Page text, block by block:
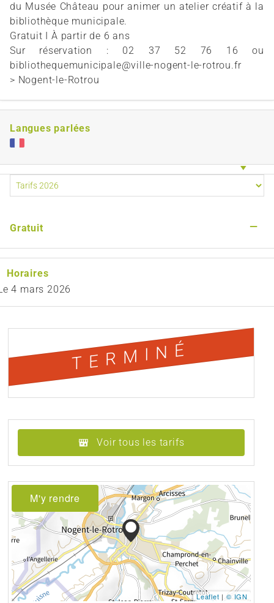
du Musée Château pour animer un atelier créatif à la
bibliothèque municipale.
Gratuit I À partir de 6 ans
Sur réservation : 02 37 52 76 16 ou
bibliothequemunicipale@ville-nogent-le-rotrou.fr
> Nogent-le-Rotrou
Langues parlées
Gratuit —
Horaires
4 mars 2026
TERMINÉ
Voir tous les tarifs
M'y rendre
Leaflet | © IGN